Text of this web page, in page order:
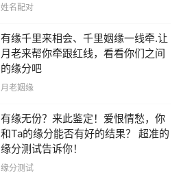
姓名配对
有缘千里来相会、千里姻缘一线牵.让
月老来帮你牵跟红线，看看你们之间
的缘分吧
月老姻缘
有缘无份？来此鉴定！爱恨情愁，你
和Ta的缘分能否有好的结果？ 超准的
缘分测试告诉你！
缘分测试